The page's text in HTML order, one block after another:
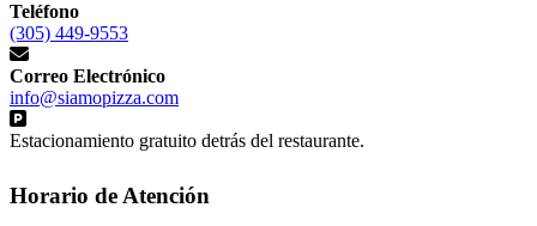
Teléfono
(305) 449-9553
Correo Electrónico
info@siamopizza.com
Estacionamiento gratuito detrás del restaurante.
Horario de Atención